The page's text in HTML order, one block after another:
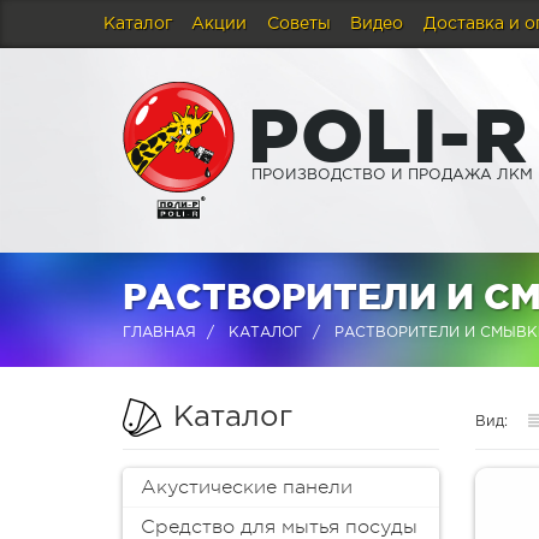
Каталог Акции Советы Видео Доставка и
POLI-R
ПРОИЗВОДСТВО И ПРОДАЖА ЛКМ
РАСТВОРИТЕЛИ И
ГЛАВНАЯ КАТАЛОГ РАСТВОРИТЕЛИ И
Каталог
Акустические панели
Средство для мытья посуды
Вид: